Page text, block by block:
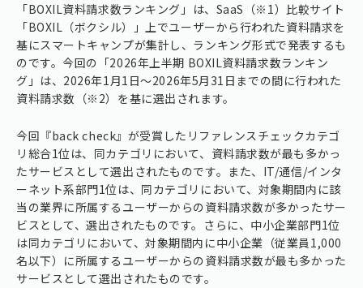
「BOXIL資料請求数ランキング」は、SaaS（※1）比較サイト
「BOXIL（ボクシル）」上でユーザーから行われた資料請求を
基にスマートキャンプが集計し、ランキング形式で発表するも
のです。今回の「2026年上半期 BOXIL資料請求数ランキン
グ」は、2026年1月1日〜2026年5月31日までの間に行われた
資料請求数（※2）を基に選出されます。
今回『back check』が受賞したリファレンスチェックカテゴ
リ総合1位は、同カテゴリにおいて、資料請求数が最も多かっ
たサービスとして選出されたものです。また、IT/通信/インタ
ーネット系部門1位は、同カテゴリにおいて、対象期間内に該
当の業界に所属するユーザーからの資料請求数が多かったサー
ビスとして、選出されたものです。さらに、中小企業部門1位
は同カテゴリにおいて、対象期間内に中小企業（従業員1,000
名以下）に所属するユーザーからの資料請求数が最も多かった
サービスとして選出されたものです。